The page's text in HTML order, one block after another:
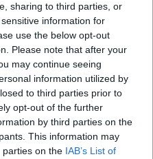
sharing to third parties, or
information for
use the below opt-out
Please note that after your
may continue seeing
information utilized by
to third parties prior to
opt-out of the further
by third parties on the
This information may
parties on the IAB’s List of
que El
cuerpo de Diana